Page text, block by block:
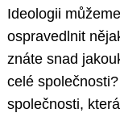
Ideologii
ospravedlnit
znáte snad
celé
společnosti,